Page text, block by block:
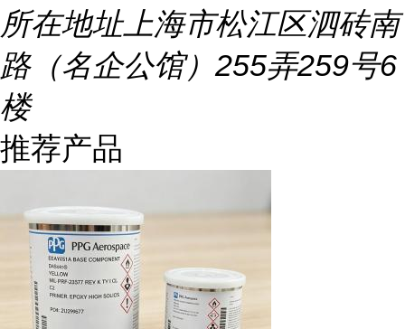
所在地址上海市松江区泗砖南
路（名企公馆）255弄259号6
楼
推荐产品